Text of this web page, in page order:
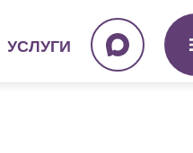
УСЛУГИ